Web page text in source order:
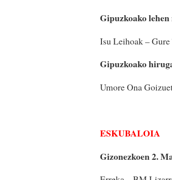
Gipuzkoako
Isu Leihoak –
Gipuzkoako
Umore Ona
ESKUBALOIA
Gizonezkoen 2.